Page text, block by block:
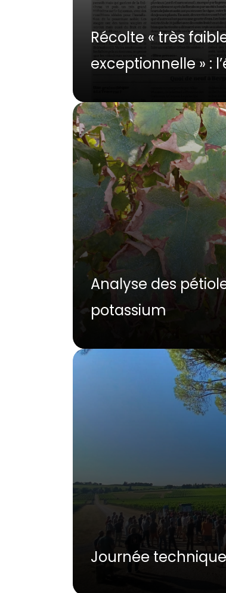
Récolte « très
exceptionnelle » :
Analyse des
potassium
Journée